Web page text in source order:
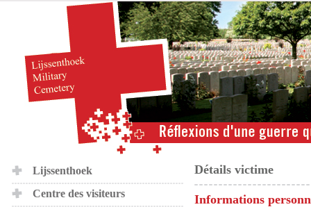
Lijssenthoek
Centre des visiteurs
Détails victime
Informations